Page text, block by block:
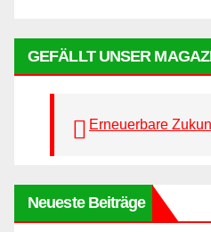
GEFÄLLT UNSER
Erneuerbare
Neueste Beiträge